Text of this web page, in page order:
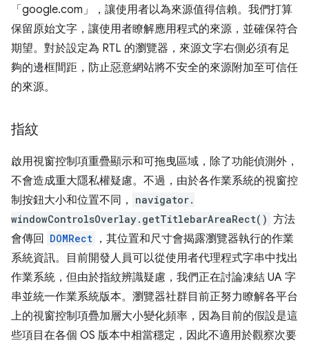
「google.com」，讓使用者以為來源值得信賴。我們打算
保留原始文字，讓使用者瞭解應用程式的來源，並確保符合
期望。對於設定為 RTL 的瀏覽器，來源文字右側必須有足
夠的邊框間距，防止惡意網站將不安全的來源附加至可信任
的來源。
指紋
啟用視窗控制項重疊顯示和可拖曳區域，除了功能偵測外，
不會造成重大隱私權疑慮。不過，由於各作業系統的視窗控
制按鈕大小和位置不同，
navigator.
windowControlsOverlay. getTitlebarAreaRect() 方法
會傳回 DOMRect
，其位置和尺寸會揭露瀏覽器執行的作業
系統資訊。目前開發人員可以從使用者代理程式字串中找出
作業系統，但由於指紋辨識疑慮，我們正在討論凍結 UA 字
串並統一作業系統版本。瀏覽器社群目前正努力瞭解各平台
上的視窗控制項疊加層大小變化頻率，因為目前的假設是這
些項目在各個 OS 版本中相當穩定，因此不適用於觀察次要